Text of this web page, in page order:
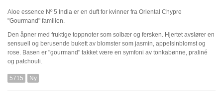
Aloe essence Nº 5 India er en duft for kvinner fra Oriental Chypre
"Gourmand" familien.
Den åpner med fruktige toppnoter som solbær og fersken. Hjertet avslører en
sensuell og berusende bukett av blomster som jasmin, appelsinblomst og
rose. Basen er "gourmand" takket være en symfoni av tonkabønne, praliné
og patchouli.
5715 Ny